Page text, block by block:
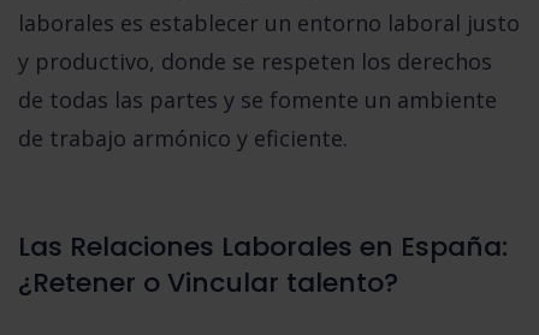
laborales es establecer un entorno laboral justo
y productivo, donde se respeten los derechos
de todas las partes y se fomente un ambiente
de trabajo armónico y eficiente.
Las Relaciones Laborales en España:
¿Retener o Vincular talento?